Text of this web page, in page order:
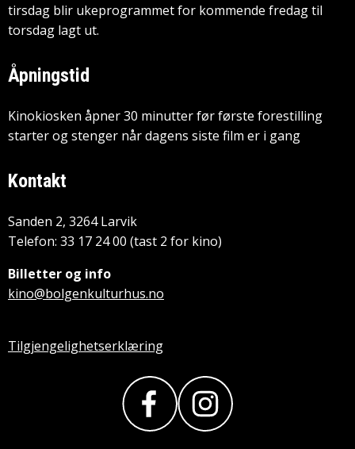
tirsdag blir ukeprogrammet for kommende fredag til
torsdag lagt ut.
Åpningstid
Kinokiosken åpner 30 minutter før første forestilling
starter og stenger når dagens siste film er i gang
Kontakt
Sanden 2, 3264 Larvik
Telefon: 33 17 24 00 (tast 2 for kino)
Billetter og info
kino@bolgenkulturhus.no
Tilgjengelighetserklæring